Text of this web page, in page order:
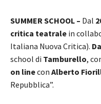
SUMMER SCHOOL – Dal
critica teatrale in
Italiana Nuova Critica).
school di Tamburello,
on linecon Alberto
Repubblica”.